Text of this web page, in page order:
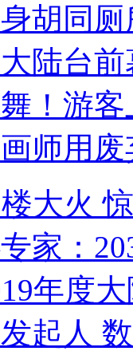
胡同
陆台
！游客
师用
楼大火
家：
年度
起人